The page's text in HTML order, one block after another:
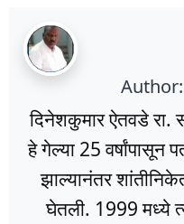
Author:
दिनेशकुमार ऐतवडे रा.
हे गेल्या 25 वर्षांपासून
झाल्यानंतर
घेतली. 1999 मध्ये